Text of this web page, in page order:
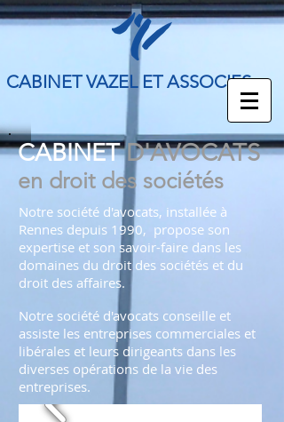
CABINET​​VAZEL ET ASSOCIES
CABINETD'AVOCATS
en droit des sociétés
Notre société d'avocats, installée à
Rennes depuis 1990, propose son
expertise et son savoir-faire dans les
domaines du droit des sociétés et du
droit des affaires.
Notre société d'avocats conseille et
assiste les entreprises commerciales et
libérales et leurs dirigeants dans les
diverses opérations de la vie des
entreprises.